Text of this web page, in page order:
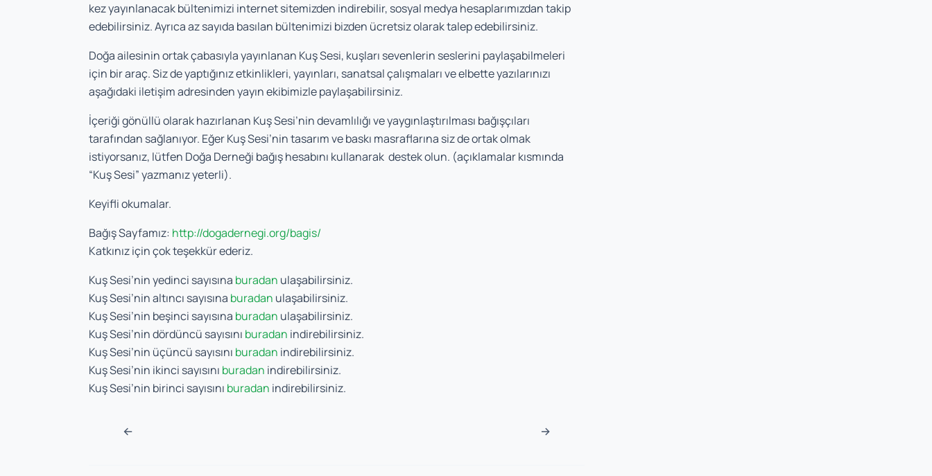
kez yayınlanacak bültenimizi internet sitemizden indirebilir, sosyal medya hesaplarımızdan takip
edebilirsiniz. Ayrıca az sayıda basılan bültenimizi bizden ücretsiz olarak talep edebilirsiniz.
Doğa ailesinin ortak çabasıyla yayınlanan Kuş Sesi, kuşları sevenlerin seslerini paylaşabilmeleri
için bir araç. Siz de yaptığınız etkinlikleri, yayınları, sanatsal çalışmaları ve elbette yazılarınızı
aşağıdaki iletişim adresinden yayın ekibimizle paylaşabilirsiniz.
İçeriği gönüllü olarak hazırlanan Kuş Sesi’nin devamlılığı ve yaygınlaştırılması bağışçıları
tarafından sağlanıyor. Eğer Kuş Sesi’nin tasarım ve baskı masraflarına siz de ortak olmak
istiyorsanız, lütfen Doğa Derneği bağış hesabını kullanarak destek olun. (açıklamalar kısmında
“Kuş Sesi” yazmanız yeterli).
Keyifli okumalar.
Bağış Sayfamız: http://dogadernegi.org/bagis/
Katkınız için çok teşekkür ederiz.
Kuş Sesi’nin yedinci sayısına buradan ulaşabilirsiniz.
Kuş Sesi’nin altıncı sayısına buradan ulaşabilirsiniz.
Kuş Sesi’nin beşinci sayısına buradan ulaşabilirsiniz.
Kuş Sesi’nin dördüncü sayısını buradan indirebilirsiniz.
Kuş Sesi’nin üçüncü sayısını buradan indirebilirsiniz.
Kuş Sesi’nin ikinci sayısını buradan indirebilirsiniz.
Kuş Sesi’nin birinci sayısını buradan indirebilirsiniz.
Navigasyon sonrası
← →